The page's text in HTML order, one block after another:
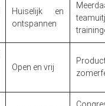
Huiselijk en
ontspannen
Open en vrij